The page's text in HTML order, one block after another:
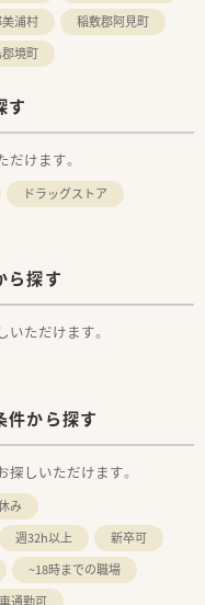
浦村
稲敷郡阿見町
境町
す
けます。
ドラッグストア
ら探す
ただけます。
件から探す
しいただけます。
み
週32h以上
新卒可
~18時までの職場
車通勤可